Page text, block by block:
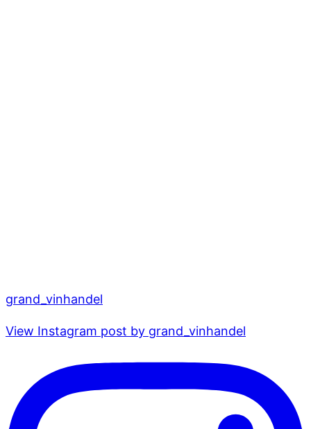
grand_vinhandel
View Instagram post by grand_vinhandel